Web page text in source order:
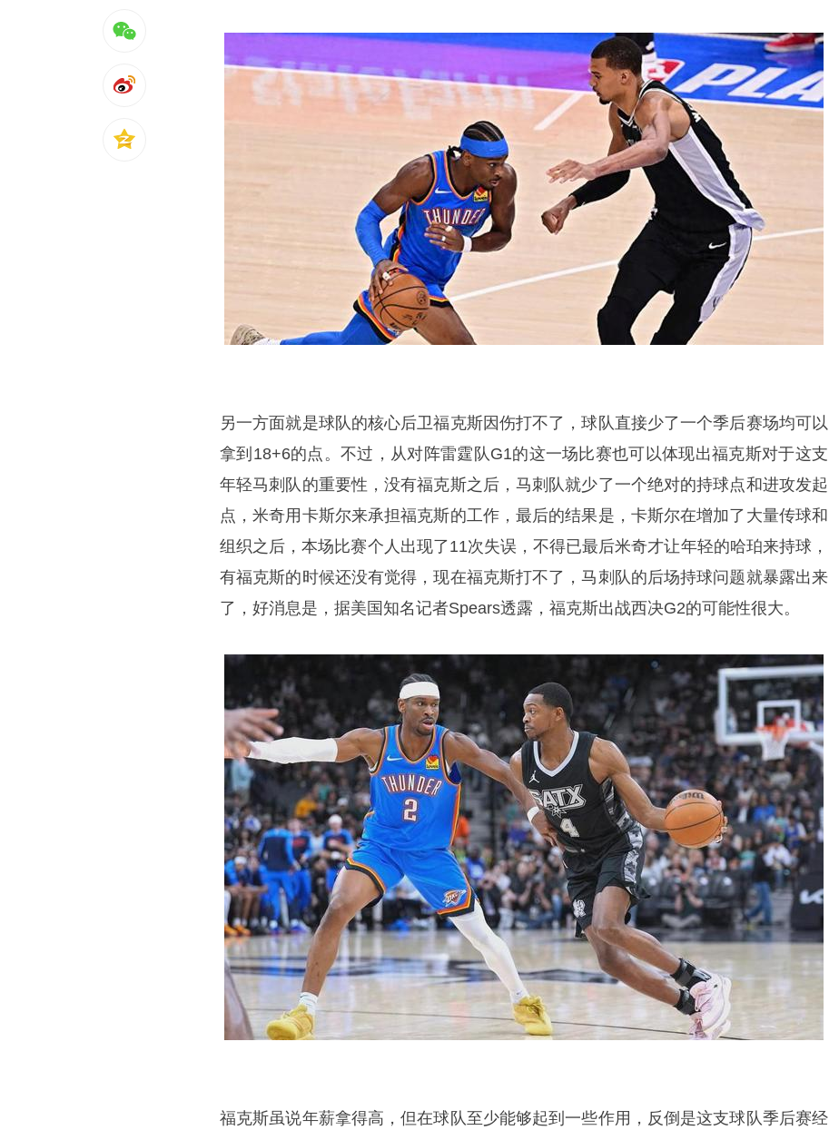
另一方面就是球队的核心后卫福克斯因伤打不了，球队直接少了一个季后赛场均可以
拿到18+6的点。不过，从对阵雷霆队G1的这一场比赛也可以体现出福克斯对于这支
年轻马刺队的重要性，没有福克斯之后，马刺队就少了一个绝对的持球点和进攻发起
点，米奇用卡斯尔来承担福克斯的工作，最后的结果是，卡斯尔在增加了大量传球和
组织之后，本场比赛个人出现了11次失误，不得已最后米奇才让年轻的哈珀来持球，
有福克斯的时候还没有觉得，现在福克斯打不了，马刺队的后场持球问题就暴露出来
了，好消息是，据美国知名记者Spears透露，福克斯出战西决G2的可能性很大。
福克斯虽说年薪拿得高，但在球队至少能够起到一些作用，反倒是这支球队季后赛经